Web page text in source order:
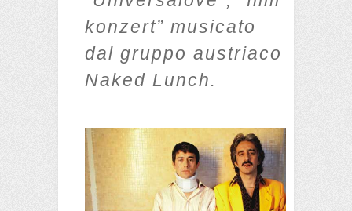
konzert” musicato
dal gruppo austriaco
Naked Lunch.